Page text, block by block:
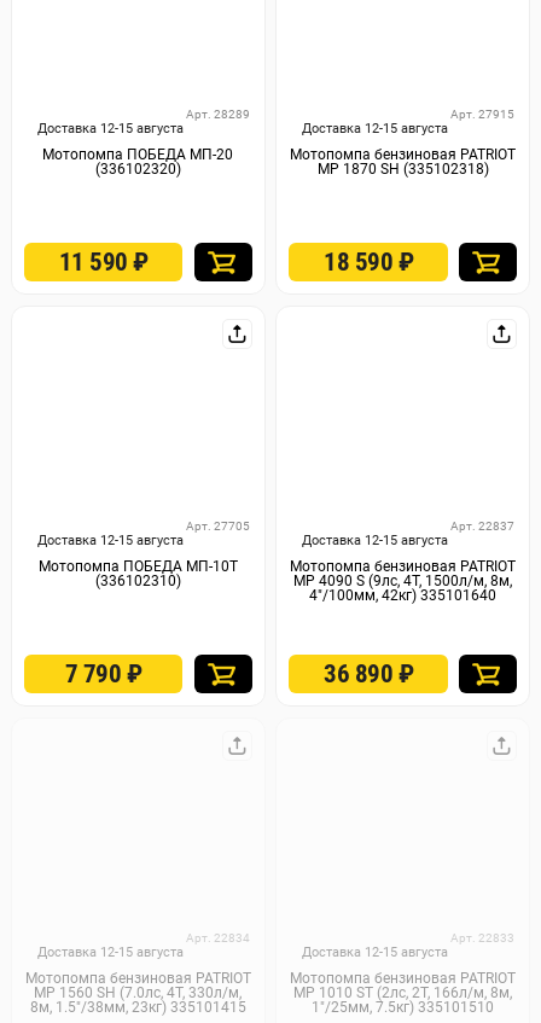
Доставка 12-15 августа
Арт. 28289
Мотопомпа ПОБЕДА МП-20
(336102320)
11 590₽
Доставка 12-15 августа
Арт. 27915
Мотопомпа бензиновая PATRIOT
MP 1870 SH (335102318)
18 590 ₽
Доставка 12-15 августа
Арт. 27705
Мотопомпа ПОБЕДА МП-10T
(336102310)
7 790 ₽
Доставка 12-15 августа
Арт. 22837
Мотопомпа бензиновая PATRIOT
MP 4090 S (9лс, 4Т, 1500л/м, 8м,
4"/100мм, 42кг) 335101640
36 890 ₽
Доставка 12-15 августа
Арт. 22834
Мотопомпа бензиновая PATRIOT
MP 1560 SH (7.0лс, 4Т, 330л/м,
8м, 1.5"/38мм, 23кг) 335101415
Доставка 12-15 августа
Арт. 22833
Мотопомпа бензиновая PATRIOT
MP 1010 ST (2лс, 2Т, 166л/м, 8м,
1"/25мм, 7.5кг) 335101510